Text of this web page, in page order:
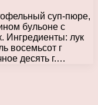
суп-пюре,
бульоне с
Ингредиенты: лук
восемьсот г
десять г.…